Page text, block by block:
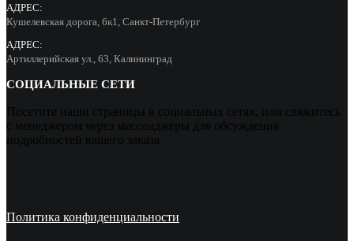
АДРЕС:
Кушелевская дорога, 6к1, Санкт-Петербург
АДРЕС:
Артиллерийская ул., 63, Калининград
СОЦИАЛЬНЫЕ СЕТИ
Посетите наши страницы в социальных сетях, или свяжитесь
с менеджером через мессенджеры для обсуждения
подробностей вашего заказа
Политика конфиденциальности